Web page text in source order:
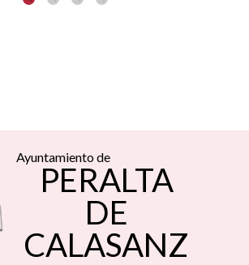
Ayuntamiento de
PERALTA
DE
CALASANZ